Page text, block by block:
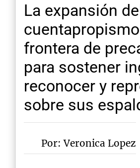
La expansión
frontera de
para sostener
reconocer y
sobre sus
Por: Veronica Lopez